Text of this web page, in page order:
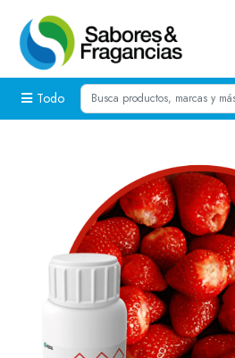
Todo